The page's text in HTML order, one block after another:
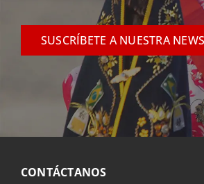
SUSCRÍBETE A NUESTRA
CONTÁCTANOS